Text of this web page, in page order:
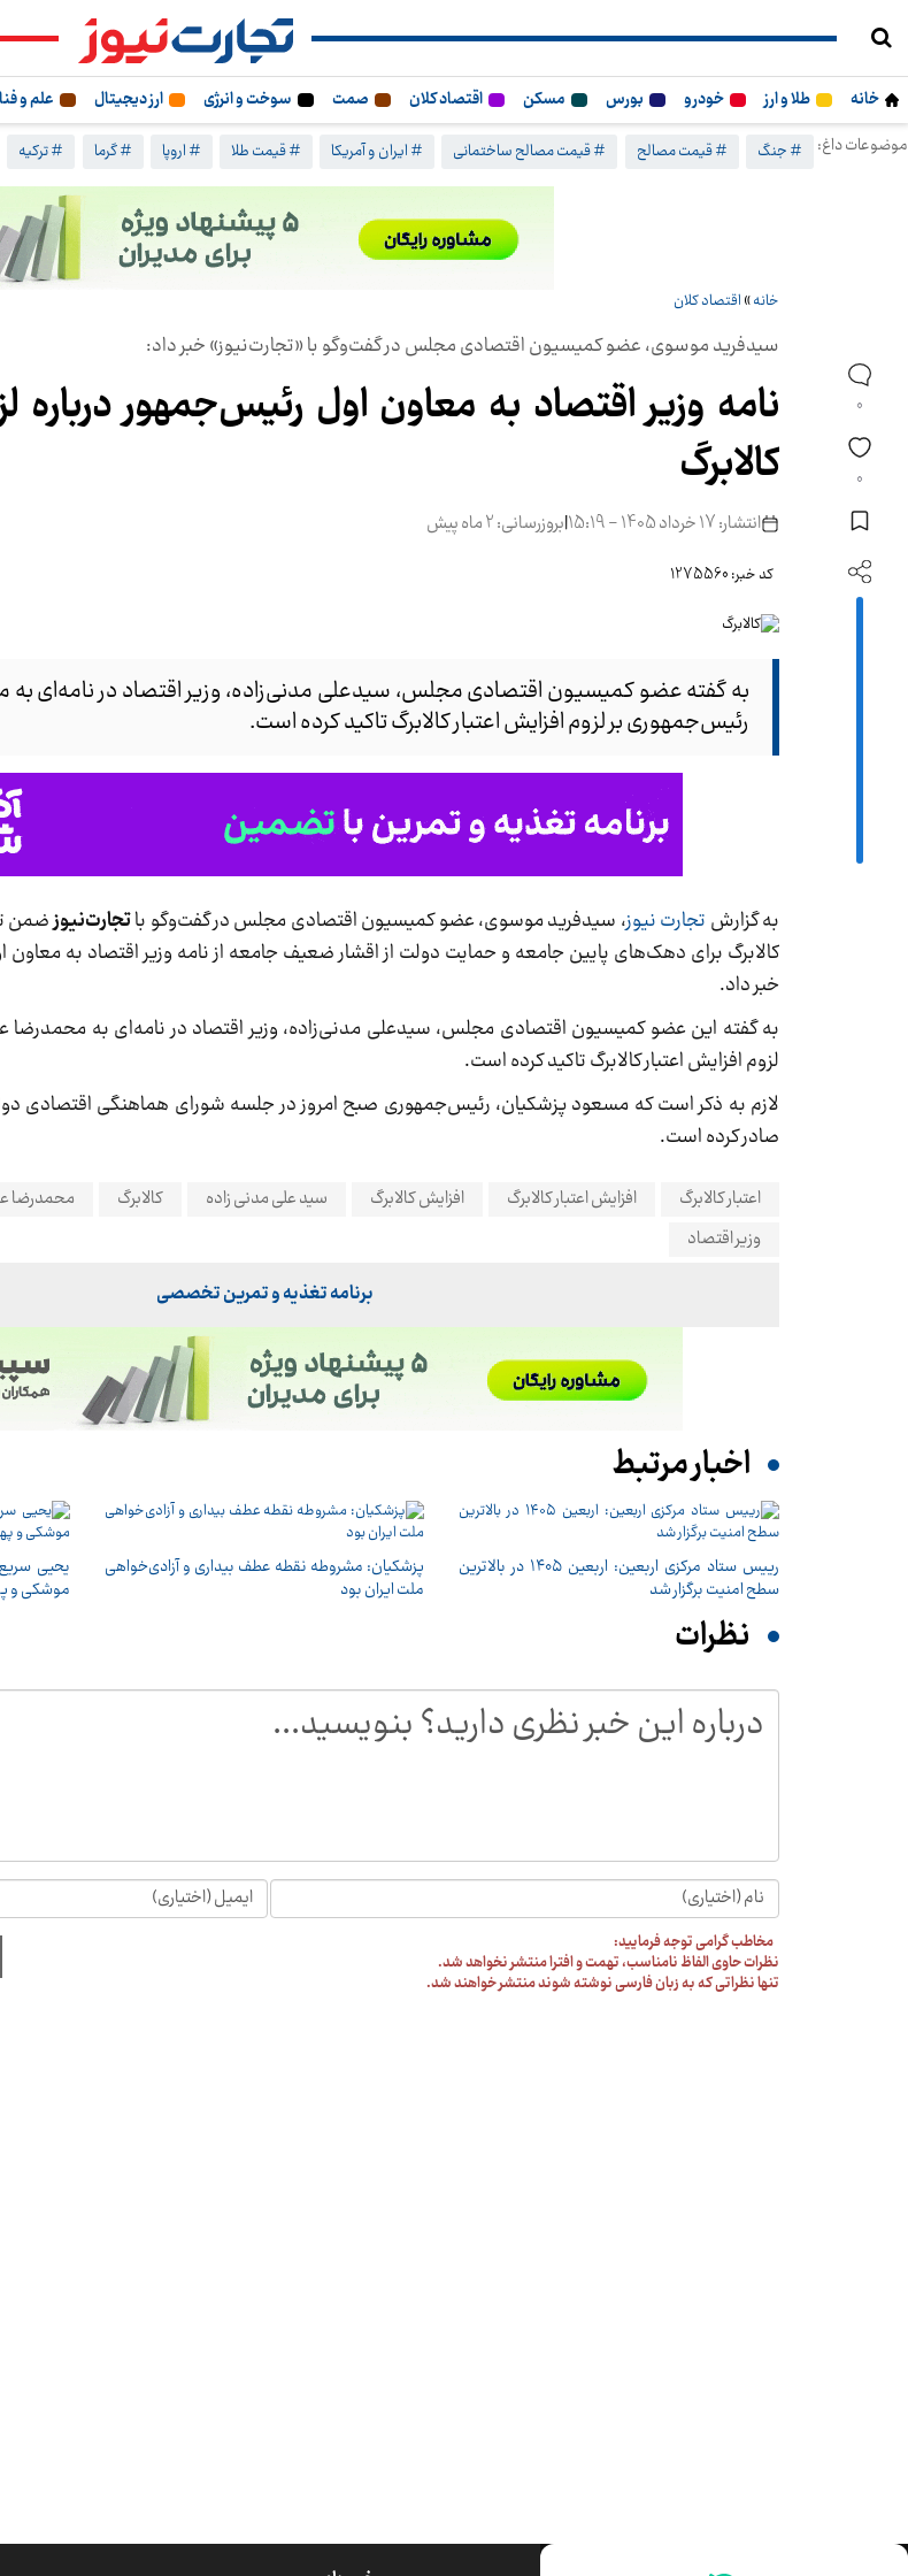
خانه طلا و ارز خودرو بورس مسکن اقتصاد کلان صمت سوخت و انرژی ارز دیجیتال علم و
موضوعات داغ:
# جنگ # قیمت مصالح # قیمت مصالح ساختمانی # ایران و آمریکا # قیمت طلا # اروپا # گرما # ترکیه
0
0
خانه» اقتصاد کلان
سیدفرید موسوی، عضو کمیسیون اقتصادی مجلس در گفت‌وگو با «تجارت‌نیوز» خبر داد:
نامه وزیر اقتصاد به معاون اول رئیس‌جمهور درباره
کالابرگ
انتشار: 17 خرداد 1405 - 15:19 |بروزرسانی: 2 ماه پیش
کد خبر: 1275560
به گفته عضو کمیسیون اقتصادی مجلس، سیدعلی مدنی‌زاده، وزیر اقتصاد در نامه‌ای
رئیس‌جمهوری بر لزوم افزایش اعتبار کالابرگ تاکید کرده است.
به گزارش تجارت نیوز، سیدفرید موسوی، عضو کمیسیون اقتصادی مجلس در گفت‌وگو باتجارت‌نیوزضمن
کالابرگ برای دهک‌های پایین جامعه و حمایت دولت از اقشار ضعیف جامعه از نامه وزیر اقتصاد به
خبر داد.
به گفته این عضو کمیسیون اقتصادی مجلس، سیدعلی مدنی‌زاده، وزیر اقتصاد در نامه‌ای به محمدرضا
لزوم افزایش اعتبار کالابرگ تاکید کرده است.
لازم به ذکر است که مسعود پزشکیان، رئیس‌جمهوری صبح امروز در جلسه شورای هماهنگی اقتصادی دولت
صادر کرده است.
اعتبار کالابرگ افزایش اعتبار کالابرگ افزایش کالابرگ سید علی مدنی زاده کالابرگ محمدرضا
وزیر اقتصاد
برنامه تغذیه و تمرین تخصصی
اخبار مرتبط
رییس ستاد مرکزی اربعین: اربعین ۱۴۰۵ در بالاترین
سطح امنیت برگزار شد
پزشکیان: مشروطه نقطه عطف بیداری و آزادی‌خواهی
ملت ایران بود
یحیی
موشکی و
نظرات
مخاطب گرامی توجه فرمایید:
نظرات حاوی الفاظ نامناسب، تهمت و افترا منتشر نخواهد شد.
تنها نظراتی که به زبان فارسی نوشته شوند منتشر خواهند شد.